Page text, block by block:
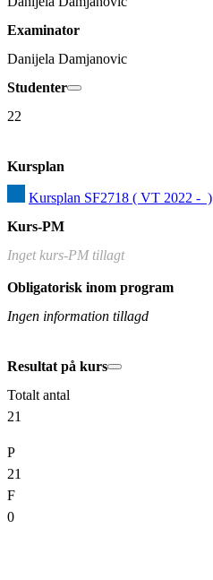
Examinator
Danijela Damjanovic
Studenter
22
Kursplan
Kursplan SF2718 ( VT 2022 -  )
Kurs-PM
Inget kurs-PM tillagt
Obligatorisk inom program
Ingen information tillagd
Resultat på kurs
Totalt antal
21
P
21
F
0